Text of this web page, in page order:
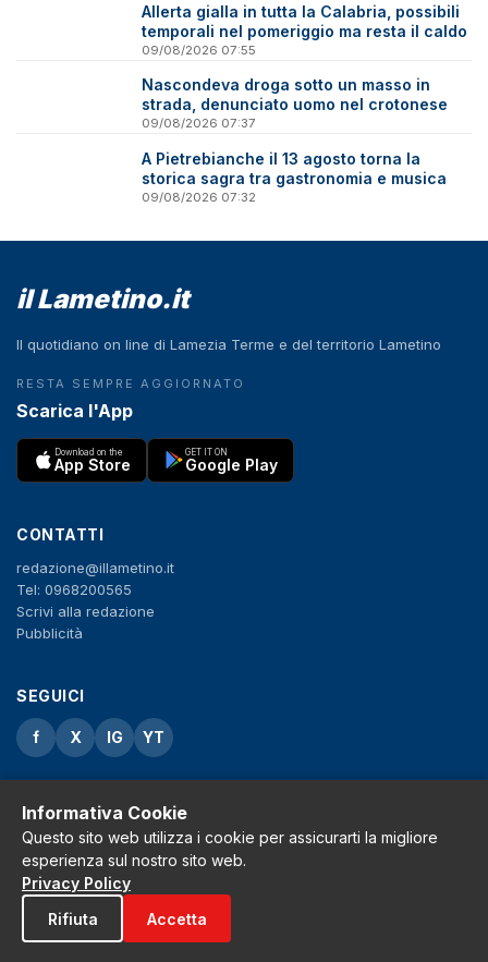
Allerta gialla in tutta la Calabria, possibili
temporali nel pomeriggio ma resta il caldo
09/08/2026 07:55
Nascondeva droga sotto un masso in
strada, denunciato uomo nel crotonese
09/08/2026 07:37
A Pietrebianche il 13 agosto torna la
storica sagra tra gastronomia e musica
09/08/2026 07:32
il Lametino.it
Il quotidiano on line di Lamezia Terme e del territorio Lametino
RESTA SEMPRE AGGIORNATO
Scarica l'App
Download on the
App Store
GET IT ON
Google Play
CONTATTI
redazione@illametino.it
Tel: 0968200565
Scrivi alla redazione
Pubblicità
SEGUICI
f X IG YT
Privacy Policy
Cookie Policy
Note legali
La Redazione
© 2026 Grh s.r.l. - P.iva 02650550797 - Tutti i diritti sono riservati
Tribunale di Lamezia Terme n.3 del 2011
Informativa Cookie
Questo sito web utilizza i cookie per assicurarti la migliore
esperienza sul nostro sito web.
Privacy Policy
Rifiuta
Accetta